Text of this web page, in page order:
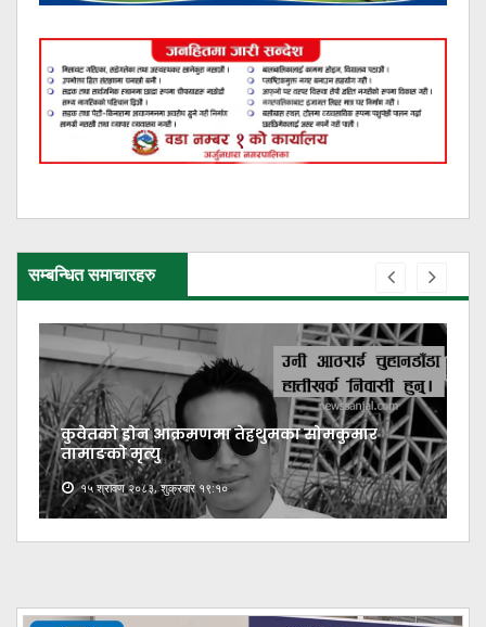
सम्बन्धित समाचारहरु
कुवेतको ड्रोन आक्रमणमा तेह्रथुमका सोमकुमार
तामाङको मृत्यु
१५ श्रावण २०८३, शुक्रबार १९:१०